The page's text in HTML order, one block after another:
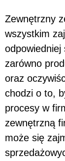
Zewnętrzny
wszystkim
odpowiedniej
zarówno
oraz
chodzi o to,
procesy w
zewnętrzną
może się